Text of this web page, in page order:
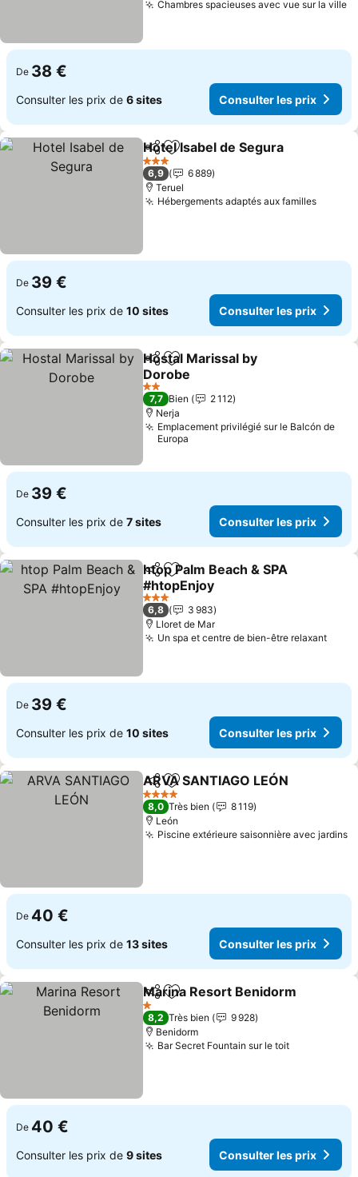
Chambres spacieuses avec vue sur la ville
De 38 €
Consulter les prix de 6 sites Consulter les prix
PartagerAjouter à mes favoris
Hotel Isabel de Segura
3 Étoiles
6,9
6 889
Teruel
Hébergements adaptés aux familles
De 39 €
Consulter les prix de 10 sites Consulter les prix
PartagerAjouter à mes favoris
Hostal Marissal by
Dorobe
2 Étoiles
7,7 Bien
2 112
Nerja
Emplacement privilégié sur le Balcón de
Europa
De 39 €
Consulter les prix de 7 sites Consulter les prix
PartagerAjouter à mes favoris
htop Palm Beach & SPA
#htopEnjoy
3 Étoiles
6,8
3 983
Lloret de Mar
Un spa et centre de bien-être relaxant
De 39 €
Consulter les prix de 10 sites Consulter les prix
PartagerAjouter à mes favoris
ARVA SANTIAGO LEÓN
4 Étoiles
8,0 Très bien
8 119
León
Piscine extérieure saisonnière avec jardins
De 40 €
Consulter les prix de 13 sites Consulter les prix
PartagerAjouter à mes favoris
Marina Resort Benidorm
1 Étoiles
8,2 Très bien
9 928
Benidorm
Bar Secret Fountain sur le toit
De 40 €
Consulter les prix de 9 sites Consulter les prix